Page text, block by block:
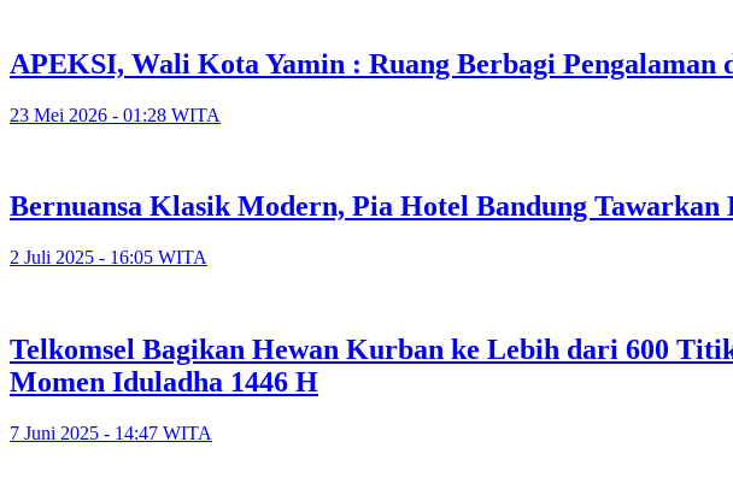
APEKSI, Wali Kota Yamin : Ruang Berbagi
23 Mei 2026 - 01:28 WITA
Bernuansa Klasik Modern, Pia Hotel Bandung
2 Juli 2025 - 16:05 WITA
Telkomsel Bagikan Hewan Kurban ke Lebih dari 600
Momen Iduladha 1446 H
7 Juni 2025 - 14:47 WITA